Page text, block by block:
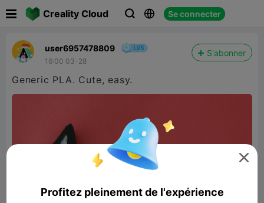
Creality Cloud   Se connecter
user6957478809
16:00 03-28
S'abonner
Generic PLA. Cute, easy.

Profitez pleinement de l'expérience